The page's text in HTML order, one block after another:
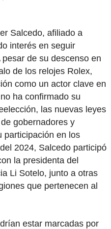
Salcedo, afiliado a
interés en seguir
de su descenso en
de los relojes Rolex,
como un actor clave en
ha confirmado su
las nuevas leyes
gobernadores y
participación en los
2024, Salcedo participó
la presidenta del
Li Sotelo, junto a otras
que pertenecen al
estar marcadas por